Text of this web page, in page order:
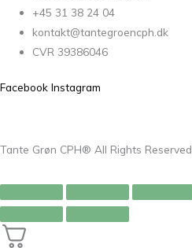
+45 31 38 24 04
kontakt@tantegroencph.dk
CVR 39386046
Facebook Instagram
Tante Grøn CPH® All Rights Reserved